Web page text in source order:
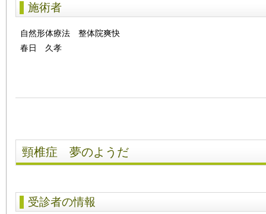
施術者
自然形体療法 整体院爽快
春日 久孝
頸椎症 夢のようだ
受診者の情報